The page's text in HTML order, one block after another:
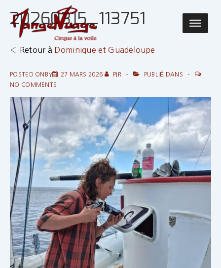
passer
principal
Main
20260315_113751
‹ Retour à Dominique et Guadeloupe
POSTED ONBY 27 MARS 2026 PIR
PUBLIÉ DANS
NO COMMENTS